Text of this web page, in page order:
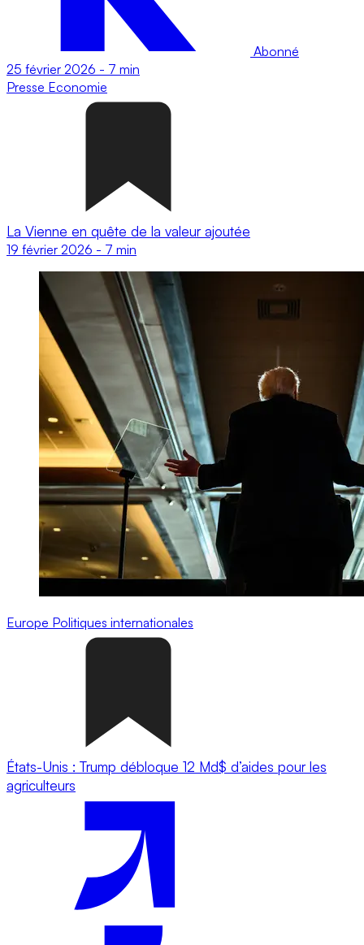
Abonné
25 février 2026 - 7 min
Presse Economie
La Vienne en quête de la valeur ajoutée
19 février 2026 - 7 min
Europe Politiques internationales
États-Unis : Trump débloque 12 Md$ d’aides pour les
agriculteurs